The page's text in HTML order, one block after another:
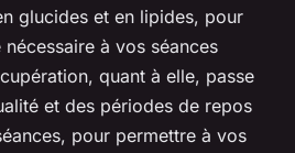
glucides et en lipides, pour
à vos séances
quant à elle, passe
et des périodes de repos
pour permettre à vos